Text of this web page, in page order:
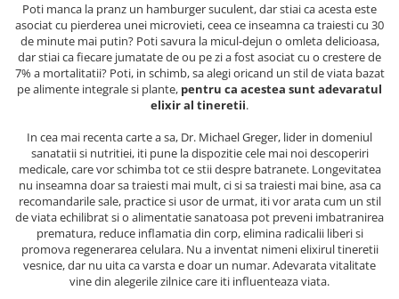
Diete
Gastronomik
Masaj
MedConnect
Medicina Pentru Toti
SealfHealing
Sport
Starea de bine
Terapii Alternative
AudioBook
Poti manca la pranz un hamburger suculent, dar stiai ca acesta este
asociat cu pierderea unei microvieti, ceea ce inseamna ca traiesti cu 30
de minute mai putin? Poti savura la micul-dejun o omleta delicioasa,
dar stiai ca fiecare jumatate de ou pe zi a fost asociat cu o crestere de
7% a mortalitatii? Poti, in schimb, sa alegi oricand un stil de viata bazat
pe alimente integrale si plante, pentru ca acestea sunt adevaratul
elixir al tineretii.
In cea mai recenta carte a sa, Dr. Michael Greger, lider in domeniul
sanatatii si nutritiei, iti pune la dispozitie cele mai noi descoperiri
medicale, care vor schimba tot ce stii despre batranete. Longevitatea
nu inseamna doar sa traiesti mai mult, ci si sa traiesti mai bine, asa ca
recomandarile sale, practice si usor de urmat, iti vor arata cum un stil
de viata echilibrat si o alimentatie sanatoasa pot preveni imbatranirea
prematura, reduce inflamatia din corp, elimina radicalii liberi si
promova regenerarea celulara. Nu a inventat nimeni elixirul tineretii
vesnice, dar nu uita ca varsta e doar un numar. Adevarata vitalitate
vine din alegerile zilnice care iti influenteaza viata.